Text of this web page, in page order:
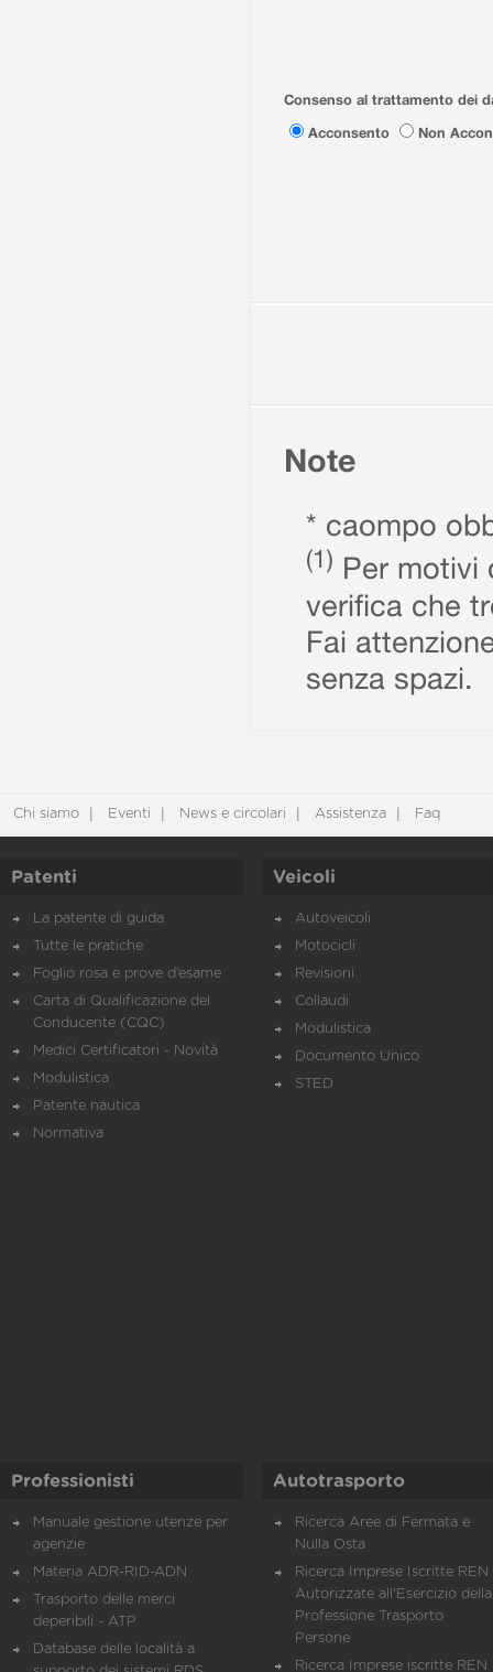
Consenso al trattamento dei
Acconsento
Non
Note
* caompo
(1) Per motivi
verifica che
Fai
senza spazi.
Chi siamo Eventi News e circolari Assistenza Faq
Patenti
La patente di guida
Tutte le pratiche
Foglio rosa e prove d’esame
Carta di Qualificazione del
Conducente (CQC)
Medici Certificatori - Novità
Modulistica
Patente nautica
Normativa
Veicoli
Autoveicoli
Motocicli
Revisioni
Collaudi
Modulistica
Documento Unico
STED
Professionisti
Manuale gestione utenze per
agenzie
Materia ADR-RID-ADN
Trasporto delle merci
deperibili - ATP
Database delle località a
Autotrasporto
Ricerca Aree di Fermata e
Nulla Osta
Ricerca Imprese Iscritte REN
Autorizzate all'Esercizio della
Professione Trasporto
Persone
Ricerca Imprese iscritte REN